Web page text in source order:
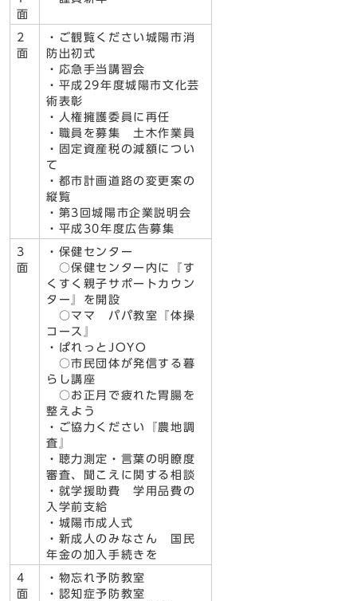
面
2
面
・ご観覧ください城陽市消
防出初式
・応急手当講習会
・平成29年度城陽市文化芸
術表彰
・人権擁護委員に再任
・職員を募集 土木作業員
・固定資産税の減額につい
て
・都市計画道路の変更案の
縦覧
・第3回城陽市企業説明会
・平成30年度広告募集
3
面
・保健センター
○保健センター内に『す
くすく親子サポートカウン
ター』を開設
○ママ パパ教室『体操
コース』
・ぱれっとJOYO
○市民団体が発信する暮
らし講座
○お正月で疲れた胃腸を
整えよう
・ご協力ください『農地調
査』
・聴力測定・言葉の明瞭度
審査、聞こえに関する相談
・就学援助費 学用品費の
入学前支給
・城陽市成人式
・新成人のみなさん 国民
年金の加入手続きを
4
面
・物忘れ予防教室
・認知症予防教室